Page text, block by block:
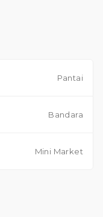
Pantai
Bandara
Mini Market